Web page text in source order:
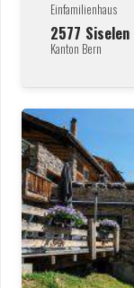
Einfamilienhaus
2577 Siselen
Kanton Bern